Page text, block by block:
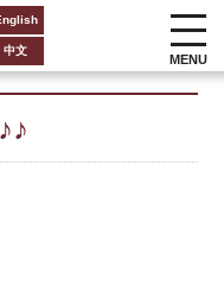
中文
MENU